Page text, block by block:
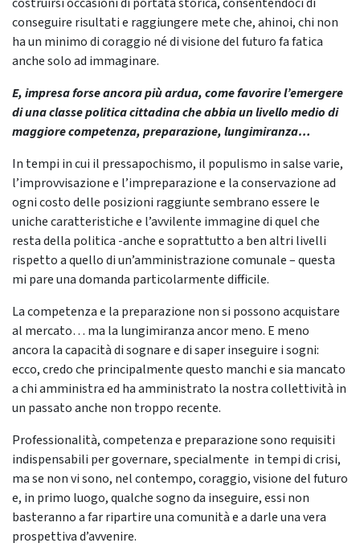
costruirsi occasioni di portata storica, consentendoci di
conseguire risultati e raggiungere mete che, ahinoi, chi non
ha un minimo di coraggio né di visione del futuro fa fatica
anche solo ad immaginare.
E, impresa forse ancora più ardua, come favorire l’emergere
di una classe politica cittadina che abbia un livello medio di
maggiore competenza, preparazione, lungimiranza…
In tempi in cui il pressapochismo, il populismo in salse varie,
l’improvvisazione e l’impreparazione e la conservazione ad
ogni costo delle posizioni raggiunte sembrano essere le
uniche caratteristiche e l’avvilente immagine di quel che
resta della politica -anche e soprattutto a ben altri livelli
rispetto a quello di un’amministrazione comunale – questa
mi pare una domanda particolarmente difficile.
La competenza e la preparazione non si possono acquistare
al mercato… ma la lungimiranza ancor meno. E meno
ancora la capacità di sognare e di saper inseguire i sogni:
ecco, credo che principalmente questo manchi e sia mancato
a chi amministra ed ha amministrato la nostra collettività in
un passato anche non troppo recente.
Professionalità, competenza e preparazione sono requisiti
indispensabili per governare, specialmente in tempi di crisi,
ma se non vi sono, nel contempo, coraggio, visione del futuro
e, in primo luogo, qualche sogno da inseguire, essi non
basteranno a far ripartire una comunità e a darle una vera
prospettiva d’avvenire.